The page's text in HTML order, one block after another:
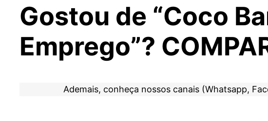
Gostou de “Coco
Emprego”?
Ademais, conheça nossos canais (Whatsapp,